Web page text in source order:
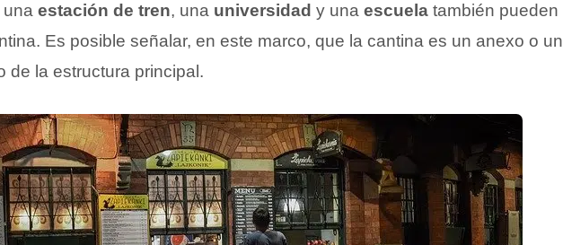
una estación de tren, una universidad y una escuela también pueden
Es posible señalar, en este marco, que la cantina es un anexo o un
de la estructura principal.